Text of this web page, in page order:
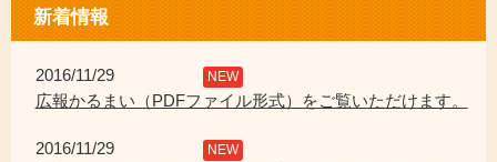
ョ
ン
ニ
新着情報
2016/11/29 NEW
広報かるまい（PDFファイル形式）をご覧いただけます。
2016/11/29 NEW